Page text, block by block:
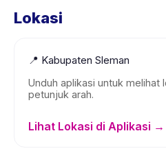
Lokasi
📍 Kabupaten Sleman
Unduh aplikasi untuk melihat
petunjuk arah.
Lihat Lokasi di Aplikasi →